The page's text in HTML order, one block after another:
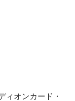
ィオンカード・